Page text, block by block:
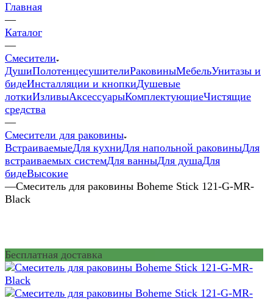
Главная
—
Каталог
—
Смесители
ДушиПолотенцесушителиРаковиныМебельУнитазы и
бидеИнсталляции и кнопкиДушевые
лоткиИзливыАксессуарыКомплектующиеЧистящие
средства
—
Смесители для раковины
ВстраиваемыеДля кухниДля напольной раковиныДля
встраиваемых системДля ванныДля душаДля
бидеВысокие
—Смеситель для раковины Boheme Stick 121-G-MR-
Black
Бесплатная доставка